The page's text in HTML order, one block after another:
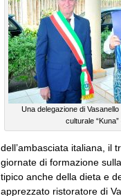
Una delegazione di
culturale
dell’ambasciata italiana, il
giornate di formazione
tipico anche della dieta e
apprezzato ristoratore di